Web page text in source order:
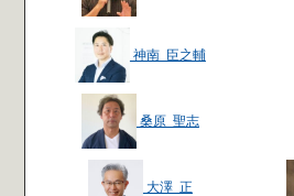
神南 臣之輔
桑原 聖志
大澤 正